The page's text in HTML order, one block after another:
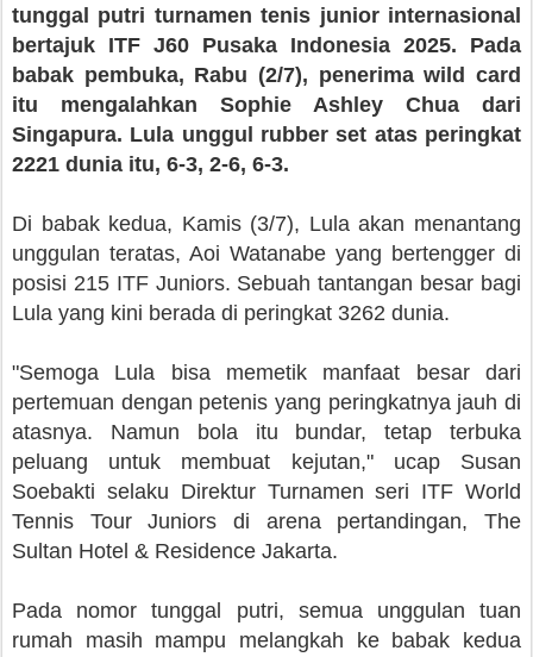
tunggal putri turnamen tenis junior internasional
bertajuk ITF J60 Pusaka Indonesia 2025. Pada
babak pembuka, Rabu (2/7), penerima wild card
itu mengalahkan Sophie Ashley Chua dari
Singapura. Lula unggul rubber set atas peringkat
2221 dunia itu, 6-3, 2-6, 6-3.
Di babak kedua, Kamis (3/7), Lula akan menantang
unggulan teratas, Aoi Watanabe yang bertengger di
posisi 215 ITF Juniors. Sebuah tantangan besar bagi
Lula yang kini berada di peringkat 3262 dunia.
"Semoga Lula bisa memetik manfaat besar dari
pertemuan dengan petenis yang peringkatnya jauh di
atasnya. Namun bola itu bundar, tetap terbuka
peluang untuk membuat kejutan," ucap Susan
Soebakti selaku Direktur Turnamen seri ITF World
Tennis Tour Juniors di arena pertandingan, The
Sultan Hotel & Residence Jakarta.
Pada nomor tunggal putri, semua unggulan tuan
rumah masih mampu melangkah ke babak kedua